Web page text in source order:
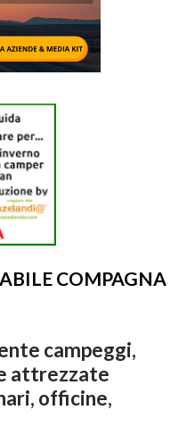
COMPAGNA
campeggi,
attrezzate
officine,